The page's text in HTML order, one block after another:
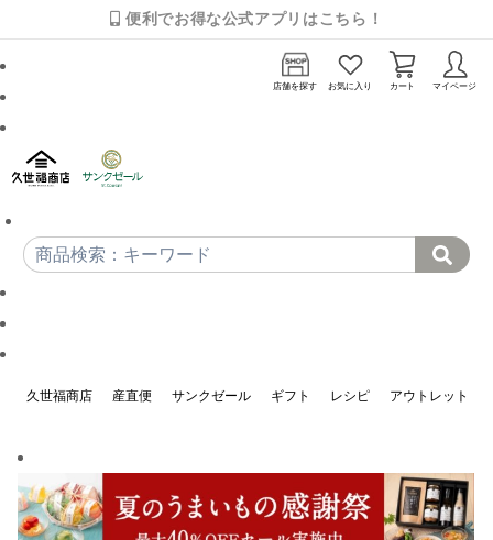
便利でお得な公式アプリはこちら！
店舗を探す お気に入り カート マイページ
久世福商店 産直便 サンクゼール ギフト レシピ アウトレット